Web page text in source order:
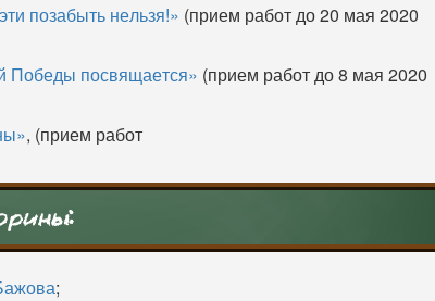
позабыть нельзя!» (прием работ до 20 мая 2020
Победы посвящается» (прием работ до 8 мая 2020
, (прием работ
;